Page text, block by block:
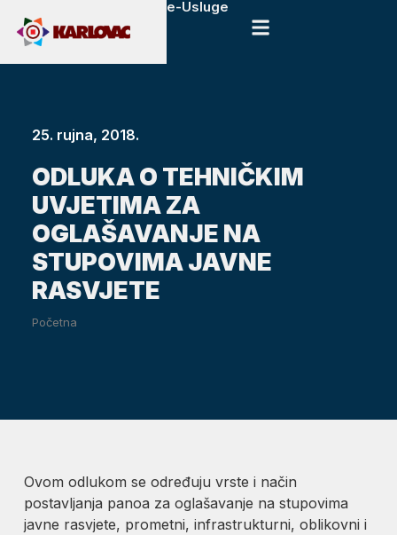
e-Usluge
25. rujna, 2018.
ODLUKA O TEHNIČKIM
UVJETIMA ZA
OGLAŠAVANJE NA
STUPOVIMA JAVNE
RASVJETE
Početna
Ovom odlukom se određuju vrste i način
postavljanja panoa za oglašavanje na stupovima
javne rasvjete, prometni, infrastrukturni, oblikovni i